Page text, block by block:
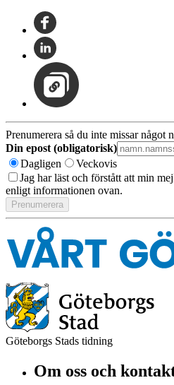
Prenumerera så du inte missar något
Din epost (obligatorisk)
Dagligen
Veckovis
Jag har läst och förstått att min
enligt informationen ovan.
Göteborgs Stads tidning
Om oss och